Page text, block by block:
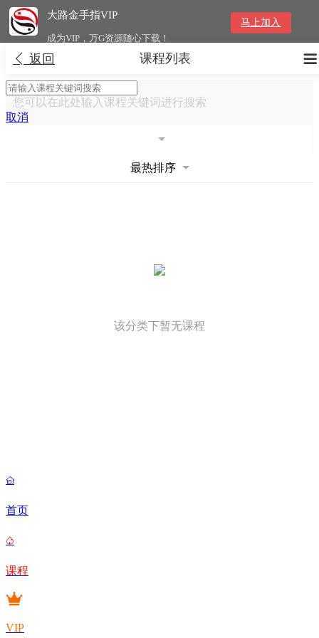
大路金手指VIP
成为VIP，万G资源随心下载！
马上加入
 返回 
课程列表
您可以在此处输入课程关键词进行搜索
取消
最热排序
该分类下暂无课程

首页

课程
VIP